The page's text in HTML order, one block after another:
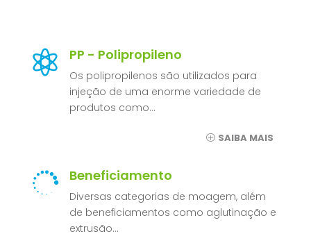
 PP - Polipropileno
Os polipropilenos são utilizados para
injeção de uma enorme variedade de
produtos como…
SAIBA MAIS
 Beneficiamento
Diversas categorias de moagem, além
de beneficiamentos como aglutinação e
extrusão…